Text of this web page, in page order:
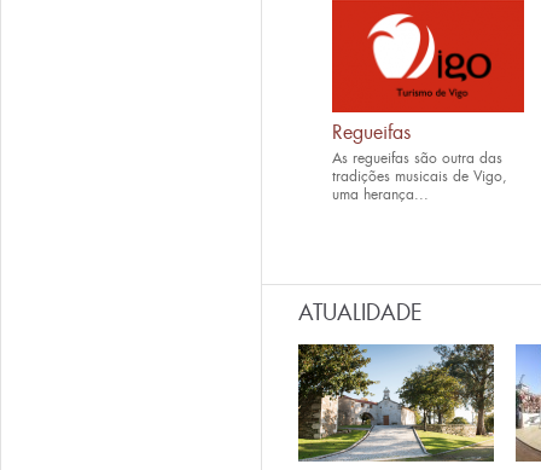
Regueifas
As regueifas são outra das
tradições musicais de Vigo,
uma herança...
ATUALIDADE